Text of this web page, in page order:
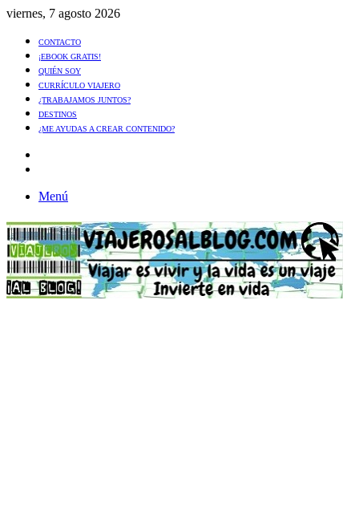
viernes, 7 agosto 2026
CONTACTO
¡EBOOK GRATIS!
QUIÉN SOY
CURRÍCULO VIAJERO
¿TRABAJAMOS JUNTOS?
DESTINOS
¿ME AYUDAS A CREAR CONTENIDO?
Menú